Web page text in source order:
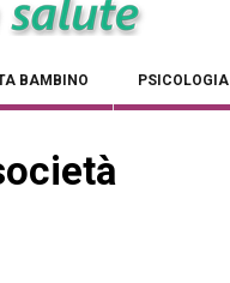
BAMBINO PSICOLOGIA